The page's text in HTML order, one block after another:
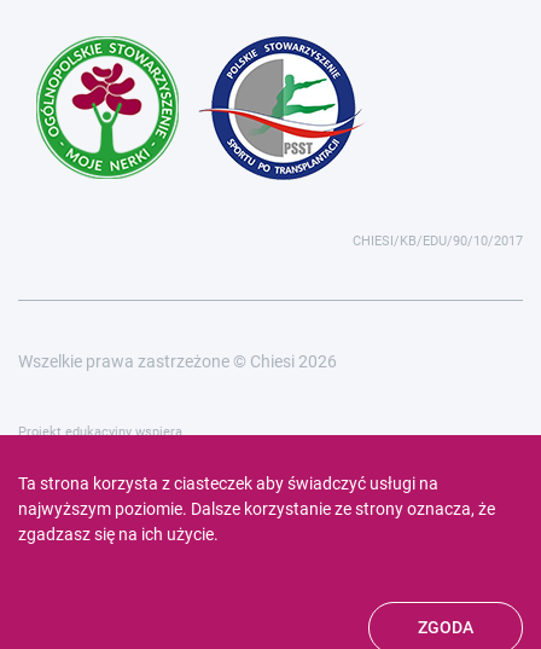
CHIESI/KB/EDU/90/10/2017
Wszelkie prawa zastrzeżone © Chiesi 2026
Projekt edukacyjny wspiera
Ta strona korzysta z ciasteczek aby świadczyć usługi na
najwyższym poziomie. Dalsze korzystanie ze strony oznacza, że
zgadzasz się na ich użycie.
ZGODA